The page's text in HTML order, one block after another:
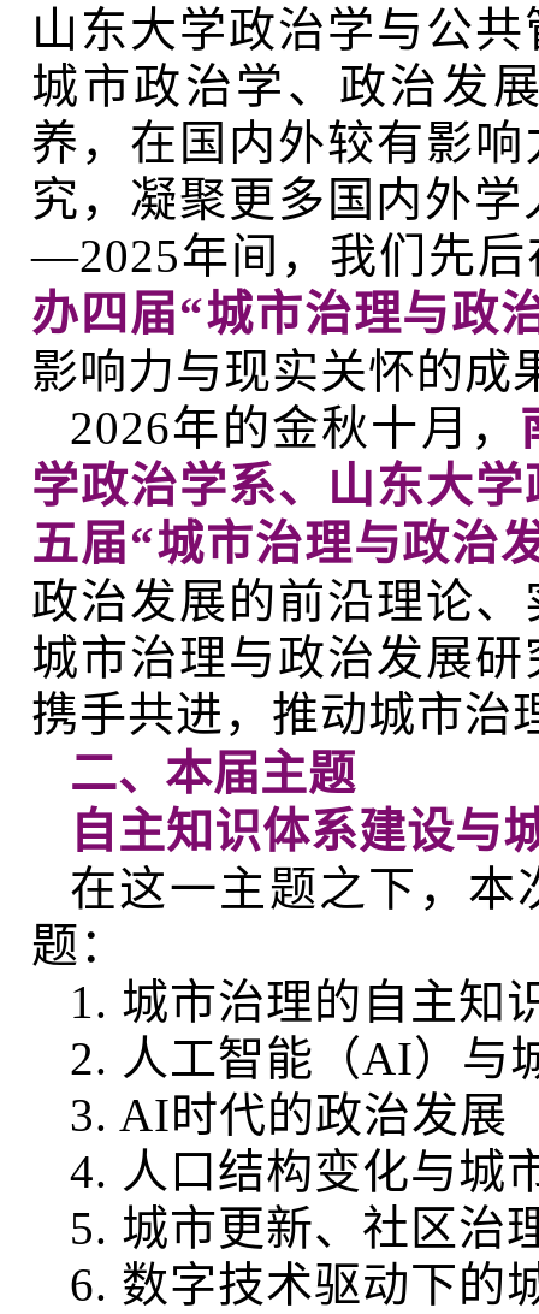
山东大学政治学与公
城市政治学、政治发
养，在国内外较有影
究，凝聚更多国内外
—2025年间，我们先
办四届“城市治理与政
影响力与现实关怀的成
2026年的金秋十月，
学政治学系、山东大
五届“城市治理与政治
政治发展的前沿理论
城市治理与政治发展
携手共进，推动城市治
二、 本届主题
自主知识体系建设与
在这一主题之下，本
题：
1. 城市治理的自主知
2. 人工智能（AI）与
3. AI时代的政治发展
4. 人口结构变化与城
5. 城市更新、社区治
6. 数字技术驱动下的